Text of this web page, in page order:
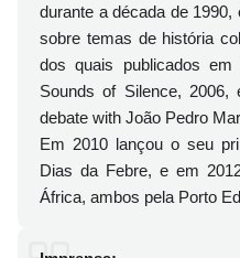
durante a década de
sobre temas de história
dos quais publicados
Sounds of Silence, 2006,
debate with João Pedro
Em 2010 lançou o seu
Dias da Febre, e em
África, ambos pela Porto